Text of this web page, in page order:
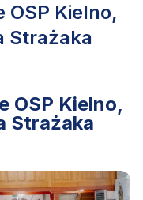
Leśno,
Szemudzka
OSP Kielno,
Strażaka
OSP Kielno,
Strażaka